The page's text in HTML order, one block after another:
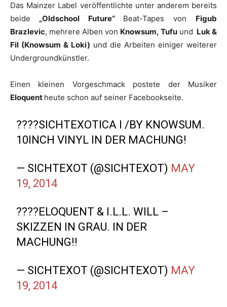
Das Mainzer Label veröffentlichte unter anderem bereits
beide „Oldschool Future“ Beat-Tapes von Figub
Brazlevic, mehrere Alben von Knowsum, Tufu und Luk &
Fil (Knowsum & Loki) und die Arbeiten einiger weiterer
Undergroundkünstler.
Einen kleinen Vorgeschmack postete der Musiker
Eloquent heute schon auf seiner Facebookseite.
????SICHTEXOTICA I /BY KNOWSUM.
10INCH VINYL IN DER MACHUNG!
— SICHTEXOT (@SICHTEXOT) MAY
19, 2014
????ELOQUENT & I.L.L. WILL –
SKIZZEN IN GRAU. IN DER
MACHUNG!!
— SICHTEXOT (@SICHTEXOT) MAY
19, 2014